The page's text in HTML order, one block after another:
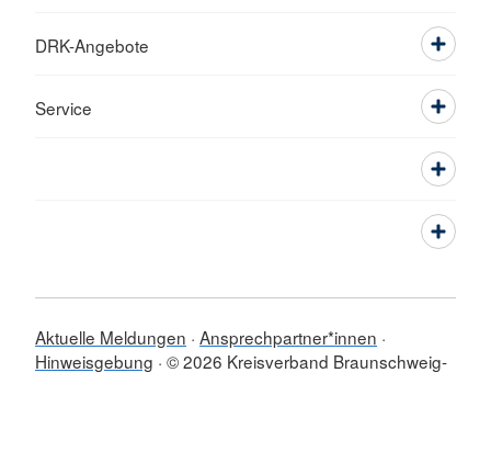
DRK-Angebote
Service
Aktuelle Meldungen Ansprechpartner*innen
Hinweisgebung © 2026 Kreisverband Braunschweig-